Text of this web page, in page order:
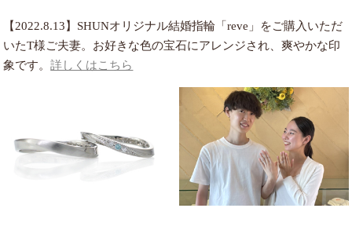
【2022.8.13】SHUNオリジナル結婚指輪「reve」をご購入いただ
いたT様ご夫妻。お好きな色の宝石にアレンジされ、爽やかな印
象です。詳しくはこちら